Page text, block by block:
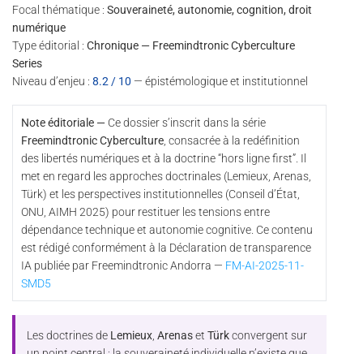
Focal thématique : Souveraineté, autonomie, cognition, droit
numérique
Type éditorial : Chronique — Freemindtronic Cyberculture
Series
Niveau d’enjeu : 8.2 / 10 — épistémologique et institutionnel
Note éditoriale —Ce dossier s’inscrit dans la série
Freemindtronic Cyberculture, consacrée à la redéfinition
des libertés numériques et à la doctrine “hors ligne first”. Il
met en regard les approches doctrinales (Lemieux, Arenas,
Türk) et les perspectives institutionnelles (Conseil d’État,
ONU, AIMH 2025) pour restituer les tensions entre
dépendance technique et autonomie cognitive. Ce contenu
est rédigé conformément à la Déclaration de transparence
IA publiée par Freemindtronic Andorra — FM-AI-2025-11-
SMD5
Les doctrines de Lemieux ,ArenasetTürkconvergent sur